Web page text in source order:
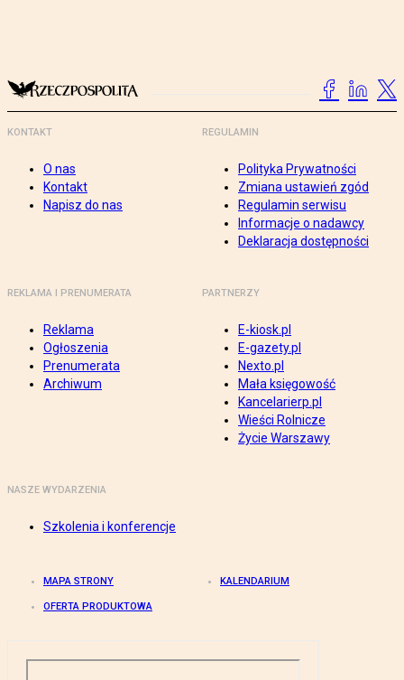
KONTAKT
O nas
Kontakt
Napisz do nas
REGULAMIN
Polityka Prywatności
Zmiana ustawień zgód
Regulamin serwisu
Informacje o nadawcy
Deklaracja dostępności
REKLAMA I PRENUMERATA
Reklama
Ogłoszenia
Prenumerata
Archiwum
PARTNERZY
E-kiosk.pl
E-gazety.pl
Nexto.pl
Mała księgowość
Kancelarierp.pl
Wieści Rolnicze
Życie Warszawy
NASZE WYDARZENIA
Szkolenia i konferencje
MAPA STRONY KALENDARIUM
OFERTA PRODUKTOWA